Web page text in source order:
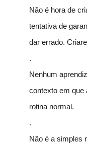
Não é hora de
tentativa de
dar errado.
.
Nenhum
contexto em que
rotina normal.
.
Não é a simples